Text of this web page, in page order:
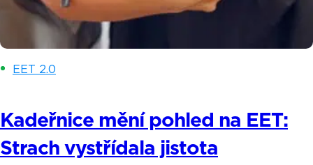
EET 2.0
Kadeřnice mění pohled na EET:
Strach vystřídala jistota